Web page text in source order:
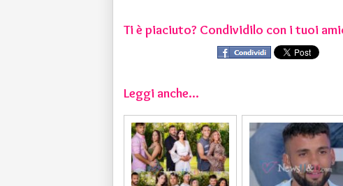
Ti è piaciuto? Condividilo con i tuoi
Leggi anche...